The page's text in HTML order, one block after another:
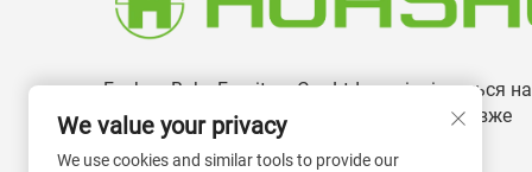
Foshan Boke Furniture Co., Ltd спеціалізується на
виробництві та розробці офісних стільців вже
більше 13 років.
We value your privacy
We use cookies and similar tools to provide our